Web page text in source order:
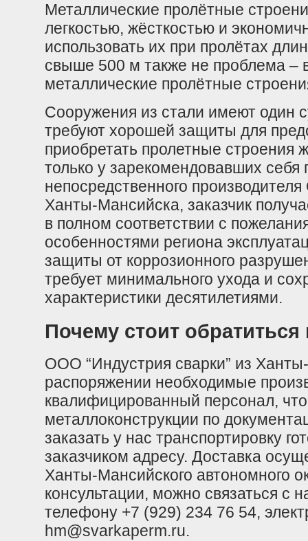
Металлические пролётные
легкостью, жёсткостью и
использовать их при пролётах
свыше 500 м также не проблема –
металлические пролётные
Сооружения из стали имеют один
требуют хорошей защиты для
приобретать пролетные строения
только у зарекомендовавших себя
непосредственного
Ханты-Мансийска, заказчик
в полном соответствии с
особенностями региона
защиты от коррозионного
требует минимального ухода и
характеристики десятилетиями.
Почему стоит
ООО “Индустрия сварки” из
распоряжении необходимые
квалифицированный персонал,
металлоконструкции по
заказать у нас транспортировку
заказчиком адресу. Доставка
Ханты-Мансийского автономного
консультации, можно связаться с
телефону +7 (929) 234 76 54,
hm@svarkaperm.ru.